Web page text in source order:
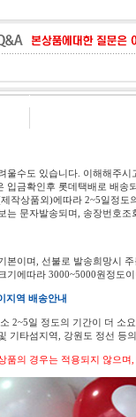
울수도 있습니다. 이해해주시
입금확인후 롯데택배로 배송
작상품외)에따라 2~5일정도
는 문자발송되며, 송장번호
본이며, 선불로 발송희망시
기에따라 3000~5000원정도
지역 배송안내
2~5일 정도의 기간이 더 소
기타섬지역, 강원도 정선 등
품의 경우는 적용되지 않으